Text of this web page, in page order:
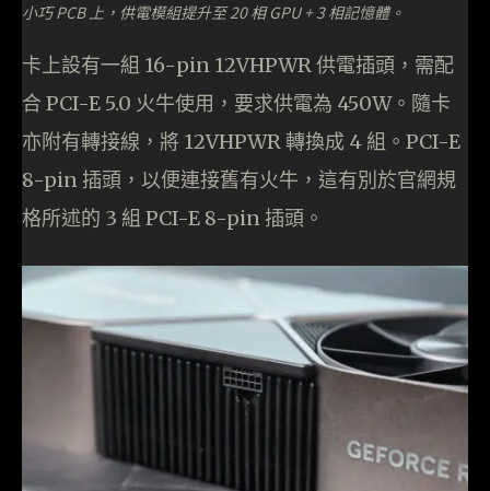
小巧 PCB 上，供電模組提升至 20 相 GPU + 3 相記憶體。
卡上設有一組 16-pin 12VHPWR 供電插頭，需配
合 PCI-E 5.0 火牛使用，要求供電為 450W。隨卡
亦附有轉接線，將 12VHPWR 轉換成 4 組。PCI-E
8-pin 插頭，以便連接舊有火牛，這有別於官網規
格所述的 3 組 PCI-E 8-pin 插頭。